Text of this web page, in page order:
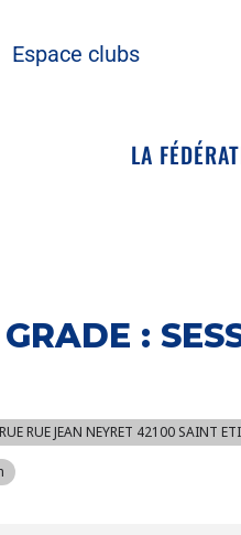
Espace clubs
LA
:
RUE JEAN NEYRET 42100 SAINT